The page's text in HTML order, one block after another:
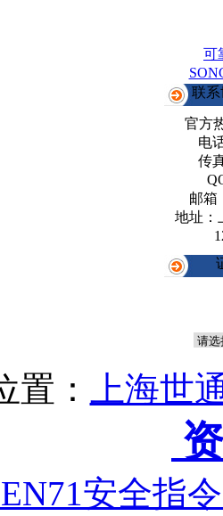
可
联
官方
电
传
邮箱
地址：
置： 上海世
安全指